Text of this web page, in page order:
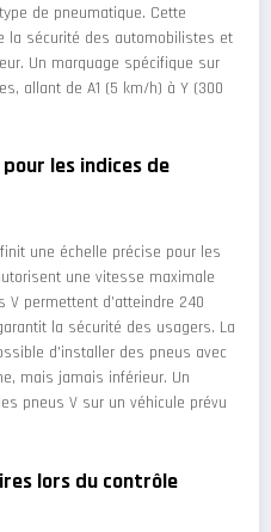
de pneumatique. Cette
la sécurité des automobilistes et
Un marquage spécifique sur
allant de A1 (5 km/h) à Y (300
les indices de
une échelle précise pour les
une vitesse maximale
permettent d’atteindre 240
la sécurité des usagers. La
d’installer des pneus avec
mais jamais inférieur. Un
pneus V sur un véhicule prévu
lors du contrôle